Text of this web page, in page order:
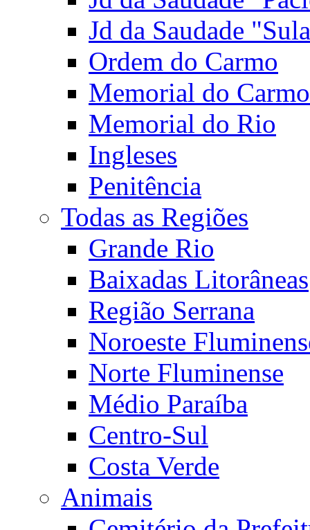
Jd da Saudade
Ordem do Carmo
Memorial do Carmo
Memorial do Rio
Ingleses
Penitência
Todas as Regiões
Grande Rio
Baixadas Litorâneas
Região Serrana
Noroeste
Norte Fluminense
Médio Paraíba
Centro-Sul
Costa Verde
Animais